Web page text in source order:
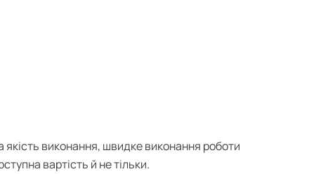
виконання, швидке виконання роботи
вартість й не тільки.